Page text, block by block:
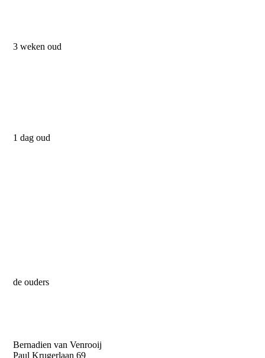
3 weken oud
1 dag oud
de ouders
Bernadien van Venrooij
Paul Krugerlaan 69